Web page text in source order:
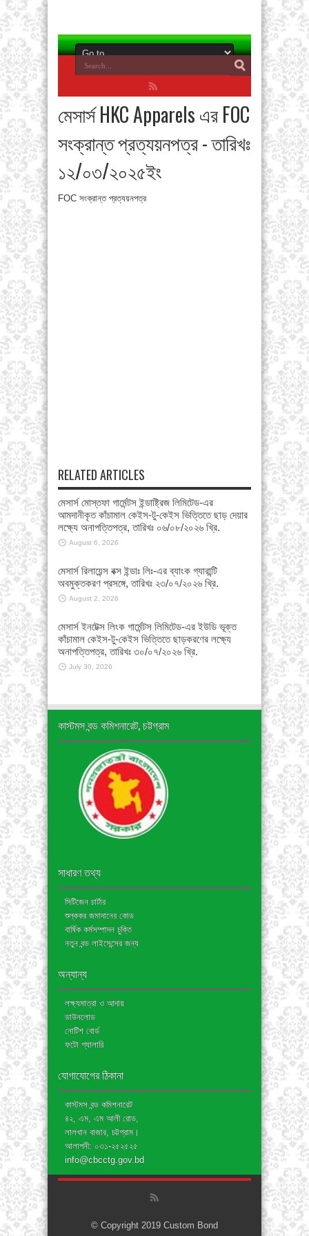
মেসার্স HKC Apparels এর FOC
সংক্রান্ত প্রত্যয়নপত্র - তারিখঃ
১২/০৩/২০২৫ইং
FOC সংক্রান্ত প্রত্যয়নপত্র
RELATED ARTICLES
মেসার্স মোস্তফা গার্মেন্টস ইন্ডাষ্ট্রিজ লিমিটেড-এর
আমদানীকৃত কাঁচামাল কেইস-টু-কেইস ভিত্তিতে ছাড় দেয়ার
লক্ষ্যে অনাপত্তিপত্র, তারিখঃ ০৬/০৮/২০২৬ খ্রি.
August 6, 2026
মেসার্স রিলায়েন্স বক্স ইন্ডাঃ লিঃ-এর ব্যাংক গ্যারান্টি
অবমুক্তকরণ প্রসঙ্গে, তারিখঃ ২৩/০৭/২০২৬ খ্রি.
August 2, 2026
মেসার্স ইনটেক্স লিংক গার্মেন্টস লিমিটেড-এর ইউডি ভূক্ত
কাঁচামাল কেইস-টু-কেইস ভিত্তিতে ছাড়করণের লক্ষ্যে
অনাপত্তিপত্র, তারিখঃ ৩০/০৭/২০২৬ খ্রি.
July 30, 2026
কাস্টমস বন্ড কমিশনারেট, চট্টগ্রাম
সাধারণ তথ্য
সিটিজেন চার্টার
শুল্ককর জমাদানের কোড
বার্ষিক কর্মসম্পাদন চুক্তি
নতুন বন্ড লাইসেন্সের জন্য
অন্যান্য
লক্ষ্যমাত্রা ও আদায়
ডাউনলোড
নোটিশ বোর্ড
ফটো গ্যালারি
যোগাযোগের ঠিকানা
কাস্টমস বন্ড কমিশনারেট
৪২, এম, এম আলী রোড,
লালখান বাজার, চট্টগ্রাম।
আলাপনী: ০৩১-২৫২৫২৫
info@cbcctg.gov.bd
© Copyright 2019 Custom Bond